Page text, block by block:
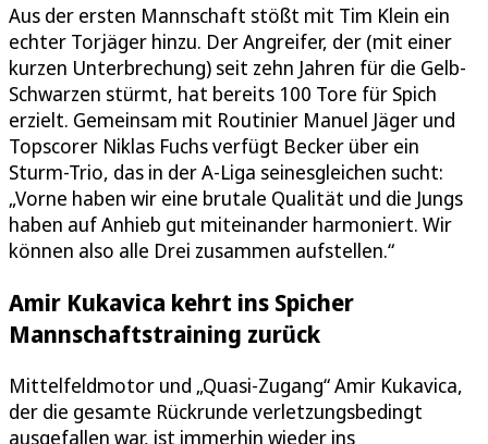
Aus der ersten Mannschaft stößt mit Tim Klein ein
echter Torjäger hinzu. Der Angreifer, der (mit einer
kurzen Unterbrechung) seit zehn Jahren für die Gelb-
Schwarzen stürmt, hat bereits 100 Tore für Spich
erzielt. Gemeinsam mit Routinier Manuel Jäger und
Topscorer Niklas Fuchs verfügt Becker über ein
Sturm-Trio, das in der A-Liga seinesgleichen sucht:
„Vorne haben wir eine brutale Qualität und die Jungs
haben auf Anhieb gut miteinander harmoniert. Wir
können also alle Drei zusammen aufstellen.“
Amir Kukavica kehrt ins Spicher
Mannschaftstraining zurück
Mittelfeldmotor und „Quasi-Zugang“ Amir Kukavica,
der die gesamte Rückrunde verletzungsbedingt
ausgefallen war, ist immerhin wieder ins